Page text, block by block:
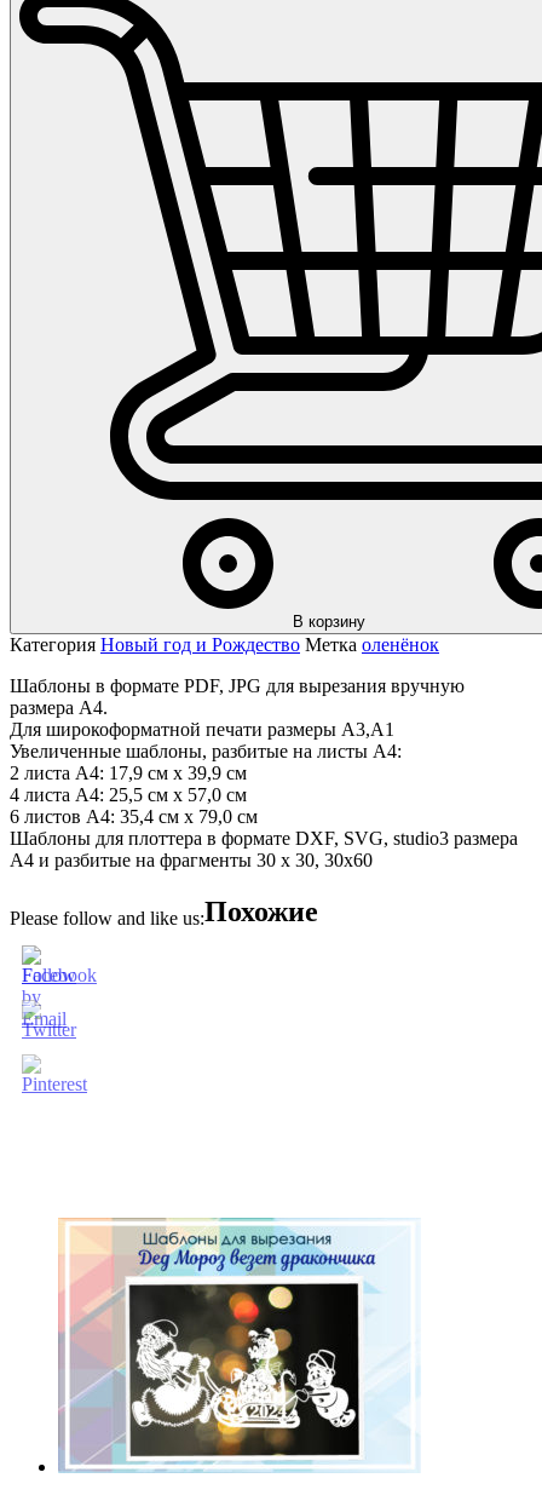
В корзину
Категория Новый год и Рождество Метка оленёнок
Шаблоны в формате PDF, JPG для вырезания вручную
размера А4.
Для широкоформатной печати размеры А3,А1
Увеличенные шаблоны, разбитые на листы А4:
2 листа А4: 17,9 см х 39,9 см
4 листа А4: 25,5 см х 57,0 см
6 листов А4: 35,4 см х 79,0 см
Шаблоны для плоттера в формате DXF, SVG, studio3 размера
А4 и разбитые на фрагменты 30 х 30, 30х60
Please follow and like us:Похожие